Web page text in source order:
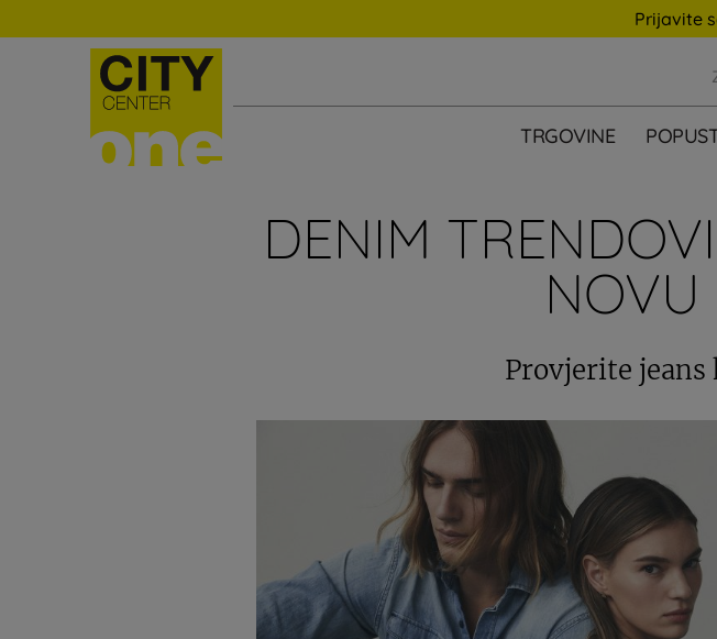
Prijavite
TRGOVINE
DENIM
NOVU
Provjerite jeans